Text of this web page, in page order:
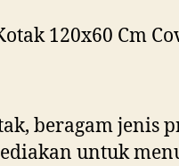
beragam jenis
untuk